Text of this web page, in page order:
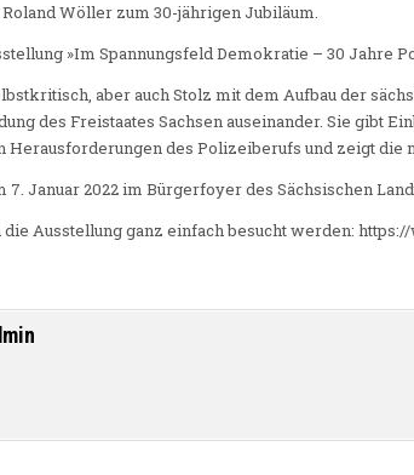
Wöller zum 30-jährigen Jubiläum.
»Im Spannungsfeld Demokratie – 30 Jahre
aber auch Stolz mit dem Aufbau der
des Freistaates Sachsen auseinander. Sie gibt
Herausforderungen des Polizeiberufs und zeigt
Januar 2022 im Bürgerfoyer des Sächsischen
die Ausstellung ganz einfach besucht werden: